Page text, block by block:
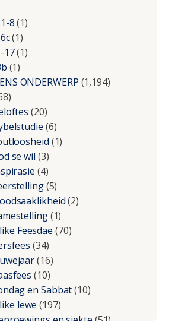
8(1)
(1)
17(1)
(1)
ONDERWERP (1,194)
(20)
(6)
(1)
se wil (3)
(4)
(5)
(2)
(1)
Feesdae (70)
(34)
(16)
(10)
en Sabbat(10)
lewe (197)
en siekte(51)